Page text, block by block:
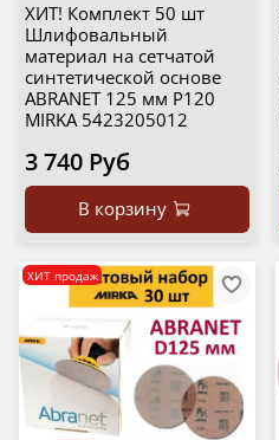
ХИТ! Комплект 50 шт
Шлифовальный
материал на сетчатой
синтетической основе
ABRANET 125 мм P120
MIRKA 5423205012
3 740 Руб
В корзину
ХИТ продаж